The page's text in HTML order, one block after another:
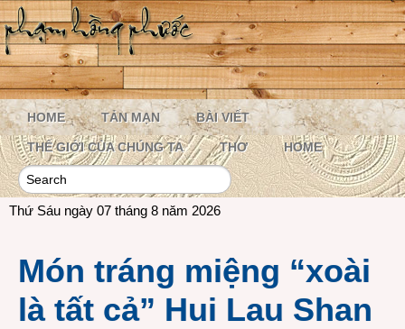
HOME TẢN MẠN BÀI VIẾT
THẾ GIỚI CỦA CHÚNG TA THƠ HOME
Thứ Sáu ngày 07 tháng 8 năm 2026
Món tráng miệng “xoài
là tất cả” Hui Lau Shan